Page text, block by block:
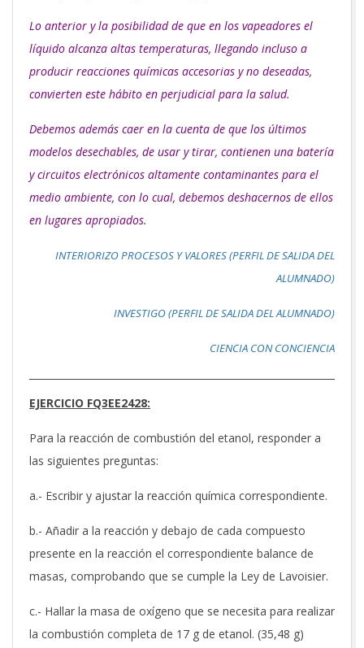
Lo anterior y la posibilidad de que en los vapeadores el
líquido alcanza altas temperaturas, llegando incluso a
producir reacciones químicas accesorias y no deseadas,
convierten este hábito en perjudicial para la salud.
Debemos además caer en la cuenta de que los últimos
modelos desechables, de usar y tirar, contienen una batería
y circuitos electrónicos altamente contaminantes para el
medio ambiente, con lo cual, debemos deshacernos de ellos
en lugares apropiados.
INTERIORIZO PROCESOS YVALORES (PERFIL DE SALIDA DEL
ALUMNADO)
INVESTIGO (PERFIL DE SALIDA DEL ALUMNADO)
CIENCIA CON CONCIENCIA
EJERCICIO FQ3EE2428:
Para la reacción de combustión del etanol, responder a
las siguientes preguntas:
a.- Escribir y ajustar la reacción química correspondiente.
b.- Añadir a la reacción y debajo de cada compuesto
presente en la reacción el correspondiente balance de
masas, comprobando que se cumple la Ley de Lavoisier.
c.- Hallar la masa de oxígeno que se necesita para realizar
la combustión completa de 17 g de etanol. (35,48 g)